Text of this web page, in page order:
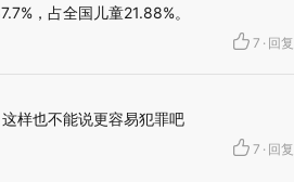
，占全国儿童21.88%。
7 · 回复
样也不能说更容易犯罪吧
7 · 回复